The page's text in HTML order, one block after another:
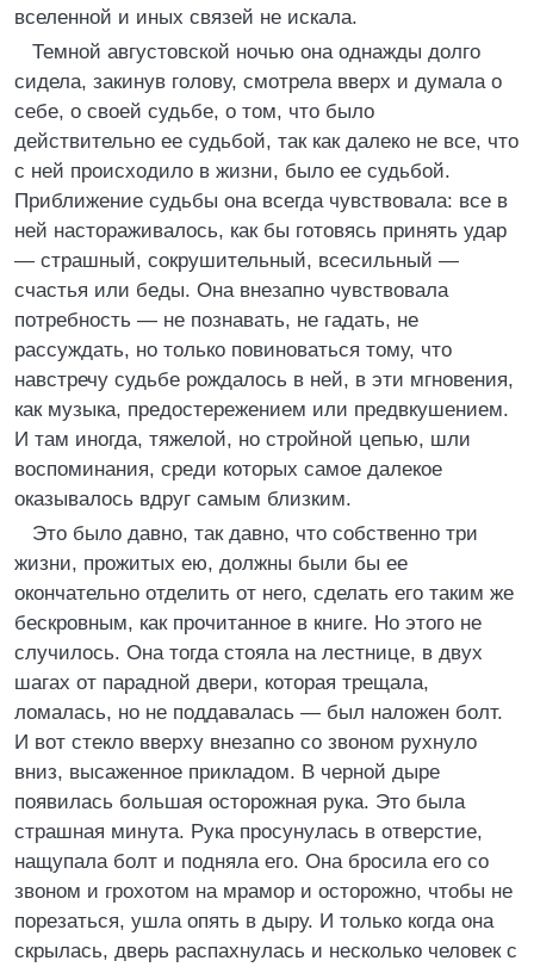
вселенной и иных связей не искала.
Темной августовской ночью она однажды долго
сидела, закинув голову, смотрела вверх и думала о
себе, о своей судьбе, о том, что было
действительно ее судьбой, так как далеко не все, что
с ней происходило в жизни, было ее судьбой.
Приближение судьбы она всегда чувствовала: все в
ней настораживалось, как бы готовясь принять удар
— страшный, сокрушительный, всесильный —
счастья или беды. Она внезапно чувствовала
потребность — не познавать, не гадать, не
рассуждать, но только повиноваться тому, что
навстречу судьбе рождалось в ней, в эти мгновения,
как музыка, предостережением или предвкушением.
И там иногда, тяжелой, но стройной цепью, шли
воспоминания, среди которых самое далекое
оказывалось вдруг самым близким.
Это было давно, так давно, что собственно три
жизни, прожитых ею, должны были бы ее
окончательно отделить от него, сделать его таким же
бескровным, как прочитанное в книге. Но этого не
случилось. Она тогда стояла на лестнице, в двух
шагах от парадной двери, которая трещала,
ломалась, но не поддавалась — был наложен болт.
И вот стекло вверху внезапно со звоном рухнуло
вниз, высаженное прикладом. В черной дыре
появилась большая осторожная рука. Это была
страшная минута. Рука просунулась в отверстие,
нащупала болт и подняла его. Она бросила его со
звоном и грохотом на мрамор и осторожно, чтобы не
порезаться, ушла опять в дыру. И только когда она
скрылась, дверь распахнулась и несколько человек с